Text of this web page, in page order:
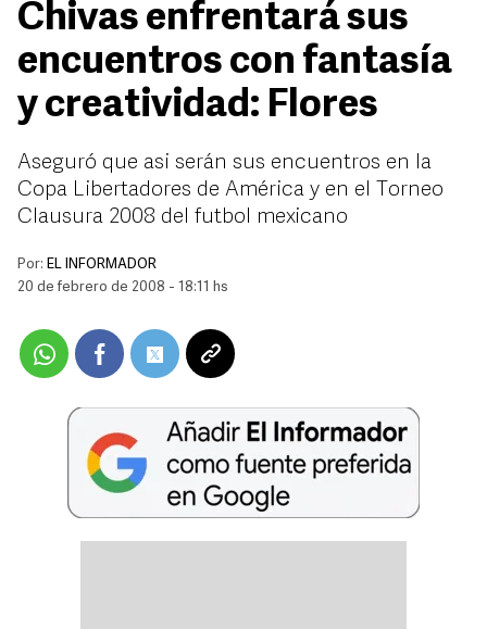
Chivas enfrentará sus
encuentros con fantasía
y creatividad: Flores
Aseguró que asi serán sus encuentros en la
Copa Libertadores de América y en el Torneo
Clausura 2008 del futbol mexicano
Por: EL INFORMADOR
20 de febrero de 2008 - 18:11 hs